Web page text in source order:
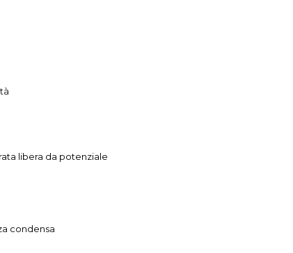
libera da potenziale
condensa